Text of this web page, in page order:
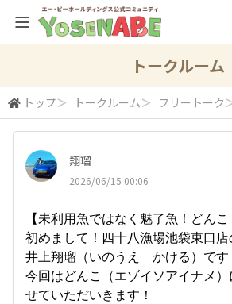
トークルーム
トップ＞ トークルーム＞ フリートーク
翔瑠
2026/06/15 00:06
【未利用魚ではなく魅了魚！どんこ
初めまして！四十八漁場池袋東口店
井上翔瑠（いのうえ かける）です
今回はどんこ（エゾイソアイナメ
せていただいきます！